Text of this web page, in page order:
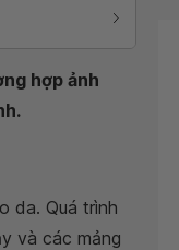
hợp ảnh
da. Quá trình
và các mảng